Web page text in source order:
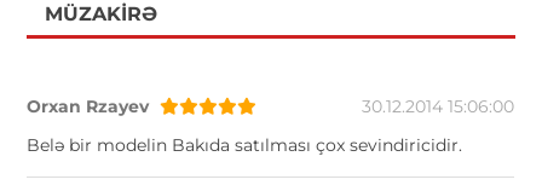
MÜZAKIRƏ
Orxan Rzayev
30.12.2014 15:06:00
Belə bir modelin Bakıda satılması çox sevindiricidir.